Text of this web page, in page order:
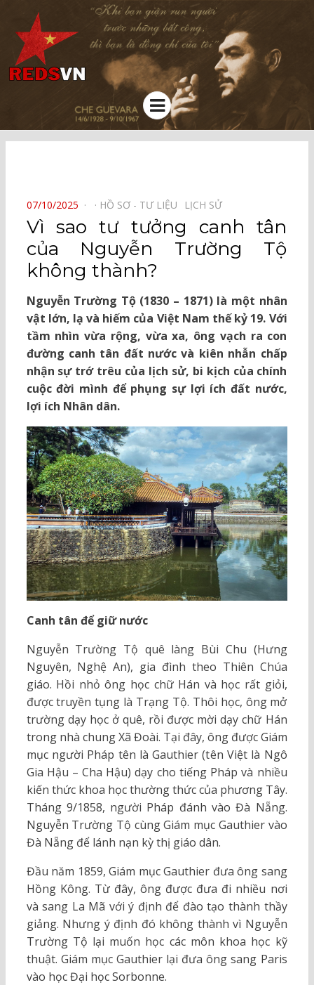
Kênh chia sẻ tri thức cộng đồng
Menu
POSTED
ON
07/10/2025 HỒ SƠ - TƯ LIỆU⠀ LỊCH SỬ⠀
Vì sao tư tưởng canh tân
của Nguyễn Trường Tộ
không thành?
Nguyễn Trường Tộ (1830 – 1871) là một nhân
vật lớn, lạ và hiếm của Việt Nam thế kỷ 19. Với
tầm nhìn vừa rộng, vừa xa, ông vạch ra con
đường canh tân đất nước và kiên nhẫn chấp
nhận sự trớ trêu của lịch sử, bi kịch của chính
cuộc đời mình để phụng sự lợi ích đất nước,
lợi ích Nhân dân.
Canh tân để giữ nước
Nguyễn Trường Tộ quê làng Bùi Chu (Hưng
Nguyên, Nghệ An), gia đình theo Thiên Chúa
giáo. Hồi nhỏ ông học chữ Hán và học rất giỏi,
được truyền tụng là Trạng Tộ. Thôi học, ông mở
trường dạy học ở quê, rồi được mời dạy chữ Hán
trong nhà chung Xã Đoài. Tại đây, ông được Giám
mục người Pháp tên là Gauthier (tên Việt là Ngô
Gia Hậu – Cha Hậu) dạy cho tiếng Pháp và nhiều
kiến thức khoa học thường thức của phương Tây.
Tháng 9/1858, người Pháp đánh vào Đà Nẵng.
Nguyễn Trường Tộ cùng Giám mục Gauthier vào
Đà Nẵng để lánh nạn kỳ thị giáo dân.
Đầu năm 1859, Giám mục Gauthier đưa ông sang
Hồng Kông. Từ đây, ông được đưa đi nhiều nơi
và sang La Mã với ý định để đào tạo thành thầy
giảng. Nhưng ý định đó không thành vì Nguyễn
Trường Tộ lại muốn học các môn khoa học kỹ
thuật. Giám mục Gauthier lại đưa ông sang Paris
vào học Đại học Sorbonne.